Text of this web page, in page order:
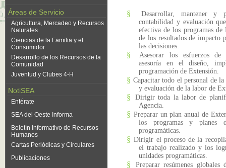
Áreas de Servicio
Agricultura, Mercadeo y Recursos
Naturales
Ciencias de la Familia y el
Consumidor
Desarrollo de los Recursos de la
Comunidad
Juventud y Clubes 4-H
NotiSEA
Entérate
SEA del Oeste Informa
Boletín Informativo de Recursos
Humanos
Cartas Periódicas y Circulares
Publicaciones
§
Desarrollar, mantener y
contabilidad y evaluación
efectiva de los programas
de los resultados de impacto
las decisiones.
§
Asesorar los esfuerzos de
asesoría en el diseño,
programación de Extensión.
§ Capacitar todo el personal de
y evaluación de la labor de
§
Dirigir toda la labor de
Agencia.
§ Preparar un plan anual de
los programas y planes
programáticas.
§ Dirigir el proceso de la
el trabajo realizado y los
unidades programáticas.
§
Preparar resúmenes